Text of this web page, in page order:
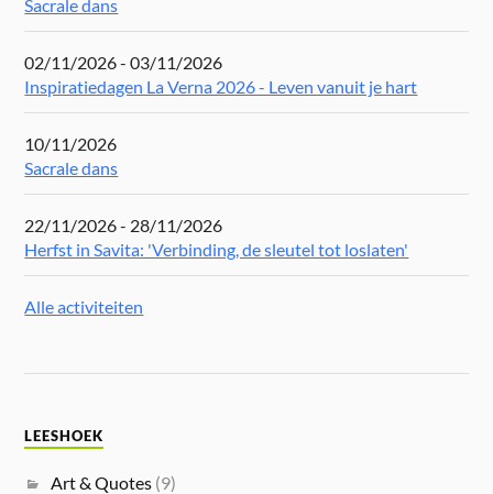
Sacrale dans
02/11/2026 - 03/11/2026
Inspiratiedagen La Verna 2026 - Leven vanuit je hart
10/11/2026
Sacrale dans
22/11/2026 - 28/11/2026
Herfst in Savita: 'Verbinding, de sleutel tot loslaten'
Alle activiteiten
LEESHOEK
Art & Quotes (9)